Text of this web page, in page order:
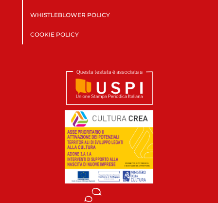
WHISTLEBLOWER POLICY
COOKIE POLICY